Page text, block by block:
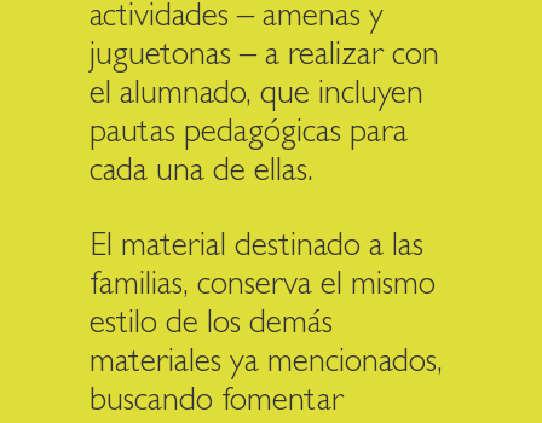
actividades – amenas y
juguetonas – a realizar con
el alumnado, que incluyen
pautas pedagógicas para
cada una de ellas.
El material destinado a las
familias, conserva el mismo
estilo de los demás
materiales ya mencionados,
buscando fomentar